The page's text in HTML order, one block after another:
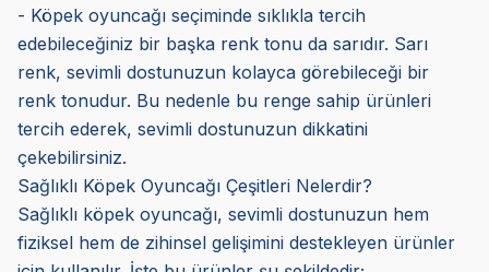
- Köpek oyuncağı seçiminde sıklıkla tercih
edebileceğiniz bir başka renk tonu da sarıdır. Sarı
renk, sevimli dostunuzun kolayca görebileceği bir
renk tonudur. Bu nedenle bu renge sahip ürünleri
tercih ederek, sevimli dostunuzun dikkatini
çekebilirsiniz.
Sağlıklı Köpek Oyuncağı Çeşitleri Nelerdir?
Sağlıklı köpek oyuncağı, sevimli dostunuzun hem
fiziksel hem de zihinsel gelişimini destekleyen ürünler